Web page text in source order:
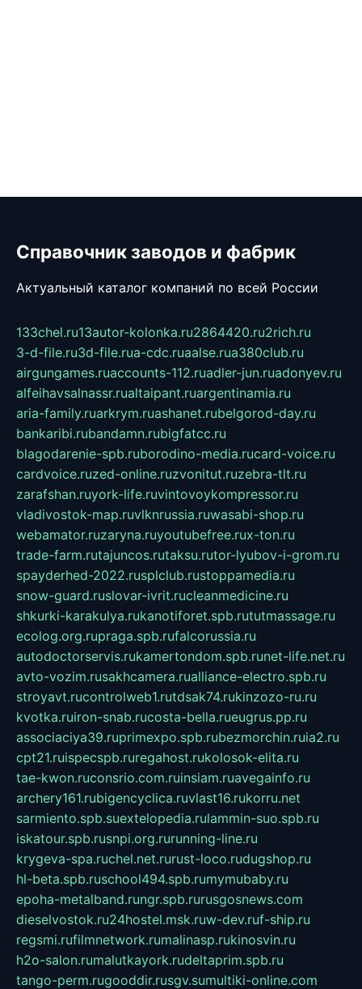
Справочник заводов и фабрик
Актуальный каталог компаний по всей России
133chel.ru13autor-kolonka.ru2864420.ru2rich.ru
3-d-file.ru3d-file.rua-cdc.ruaalse.rua380club.ru
airgungames.ruaccounts-112.ruadler-jun.ruadonyev.ru
alfeihavsalnassr.rualtaipant.ruargentinamia.ru
aria-family.ruarkrym.ruashanet.rubelgorod-day.ru
bankaribi.rubandamn.rubigfatcc.ru
blagodarenie-spb.ruborodino-media.rucard-voice.ru
cardvoice.ruzed-online.ruzvonitut.ruzebra-tlt.ru
zarafshan.ruyork-life.ruvintovoykompressor.ru
vladivostok-map.ruvlknrussia.ruwasabi-shop.ru
webamator.ruzaryna.ruyoutubefree.rux-ton.ru
trade-farm.rutajuncos.rutaksu.rutor-lyubov-i-grom.ru
spayderhed-2022.rusplclub.rustoppamedia.ru
snow-guard.ruslovar-ivrit.rucleanmedicine.ru
shkurki-karakulya.rukanotiforet.spb.rututmassage.ru
ecolog.org.rupraga.spb.rufalcorussia.ru
autodoctorservis.rukamertondom.spb.runet-life.net.ru
avto-vozim.rusakhcamera.rualliance-electro.spb.ru
stroyavt.rucontrolweb1.rutdsak74.rukinzozo-ru.ru
kvotka.ruiron-snab.rucosta-bella.rueugrus.pp.ru
associaciya39.ruprimexpo.spb.rubezmorchin.ruia2.ru
cpt21.ruispecspb.ruregahost.rukolosok-elita.ru
tae-kwon.ruconsrio.com.ruinsiam.ruavegainfo.ru
archery161.rubigencyclica.ruvlast16.rukorru.net
sarmiento.spb.suextelopedia.rulammin-suo.spb.ru
iskatour.spb.rusnpi.org.rurunning-line.ru
krygeva-spa.ruchel.net.rurust-loco.rudugshop.ru
hl-beta.spb.ruschool494.spb.rumymubaby.ru
epoha-metalband.rungr.spb.rurusgosnews.com
dieselvostok.ru24hostel.msk.ruw-dev.ruf-ship.ru
regsmi.rufilmnetwork.rumalinasp.rukinosvin.ru
h2o-salon.rumalutkayork.rudeltaprim.spb.ru
tango-perm.rugooddir.rusgv.sumultiki-online.com